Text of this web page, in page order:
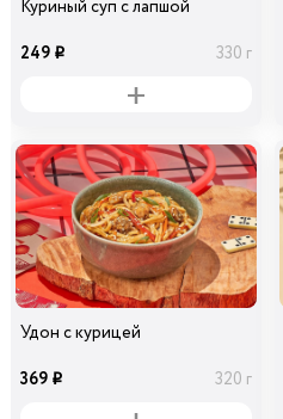
Куриный суп с лапшой
249 i 330 г
Удон с курицей
369 i 320 г